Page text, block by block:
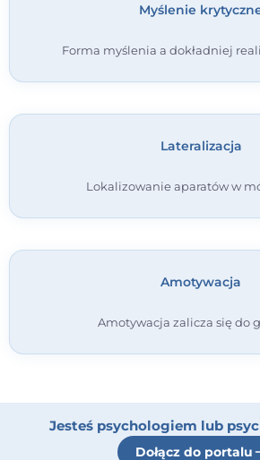
Myślenie
Forma myślenia a dokładniej
Lateralizacja
Lokalizowanie aparatów w
Amotywacja
Amotywacja zalicza się do
Jesteś psychologiem lub
Dołącz do portalu